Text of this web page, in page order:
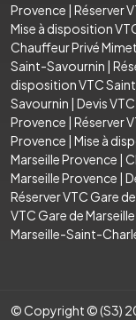
Provence | Réserver
Mise à disposition
Chauffeur Privé
Saint-Savournin |
disposition VTC
Savournin | Devis
Provence | Réserver
Provence | Mise à
Marseille Provence |
Marseille Provence |
Réserver VTC Gare
VTC Gare de
Marseille-Saint-
© Copyright © (S3)